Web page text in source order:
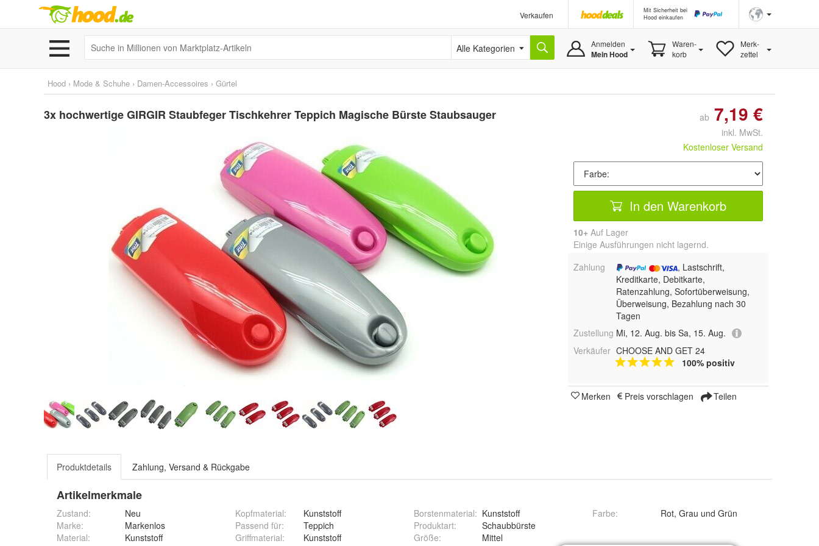
Verkaufen
Mit Sicherheit bei
Hood einkaufen
Alle Kategorien Anmelden
Mein Hood
Waren-
korb
Merk-
zettel
Hood › Mode & Schuhe › Damen-Accessoires › Gürtel
3x hochwertige GIRGIR Staubfeger Tischkehrer Teppich Magische Bürste Staubsauger ab 7,19 €
inkl. MwSt.
Kostenloser Versand
In den Warenkorb
10+ Auf Lager
Einige Ausführungen nicht lagernd.
Zahlung
, Lastschrift,
Kreditkarte, Debitkarte,
Ratenzahlung, Sofortüberweisung,
Überweisung, Bezahlung nach 30
Tagen
Zustellung Mi, 12. Aug. bis Sa, 15. Aug.
Verkäufer CHOOSE AND GET 24
100% positiv
Merken Preis vorschlagen Teilen
Produktdetails Zahlung, Versand & Rückgabe
Artikelmerkmale
Zustand:
Neu
Marke:
Markenlos
Material: Kunststoff
Kopfmaterial:
Kunststoff
Passend für:
Teppich
Griffmaterial: Kunststoff
Borstenmaterial: Kunststoff
Produktart:
Schaubbürste
Größe: Mittel
Farbe: Rot, Grau und Grün